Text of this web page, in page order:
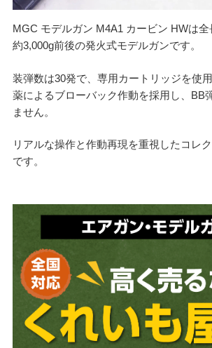
MGC モデルガン M4A1 カービン HWは
約3,000g前後の発火式モデルガンです。
装弾数は30発で、専用カートリッジを使
薬によるブローバック作動を採用し、BB
ません。
リアルな操作と作動再現を重視したコレ
です。